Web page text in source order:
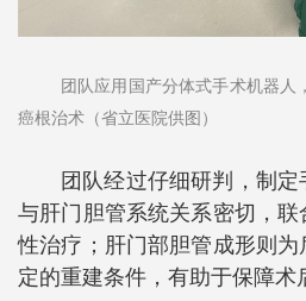
团队应用国产分体式手术机器人
癌根治术（省立医院供图）
团队经过仔细研判，制
与肝门胆管系统关系密切，
性治疗；肝门部胆管成形则
定的重建条件，有助于保障术